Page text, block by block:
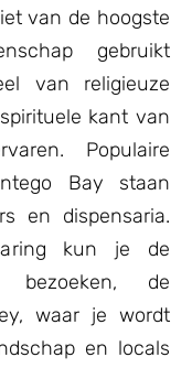
van de hoogste
gebruikt
van religieuze
kant van
Populaire
Bay staan
en dispensaria.
kun je de
de
waar je wordt
en locals